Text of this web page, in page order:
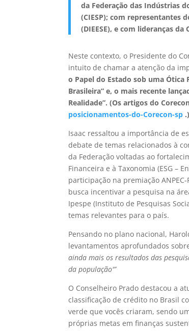
da Federação das Indústrias
(CIESP); com representantes
(DIEESE), e com lideranças
Neste contexto, o Presidente do
intuito de chamar a atenção da
o Papel do Estado sob uma Ótica
Brasileira” e, o mais recente
Realidade”. (Os artigos do
posicionamentos-do-Corecon-sp .)
Isaac ressaltou a importância de
debate de temas relacionados à
da Federação voltadas ao
Financeira e à Taxonomia (ESG –
participação na premiação
busca incentivar a pesquisa na
Ipespe (Instituto de Pesquisas
temas relevantes para o país.
Pensando no plano nacional,
levantamentos aprofundados
ainda mais os resultados das
da população'”
O Conselheiro Prado destacou a
classificação de crédito no Brasil
verde que vocês criaram, sendo
próprias metas em finanças